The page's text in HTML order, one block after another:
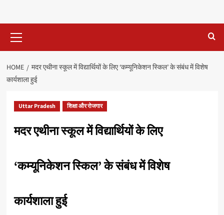
Menu
HOME
मदर एथीना स्कूल में विद्यार्थियों के लिए ‘कम्यूनिकेशन स्किल’ के संबंध में विशेष
कार्यशाला हुई
Uttar Pradesh शिक्षा और रोजगार
मदर एथीना स्कूल में विद्यार्थियों के लिए
‘कम्यूनिकेशन स्किल’ के संबंध में विशेष
कार्यशाला हुई